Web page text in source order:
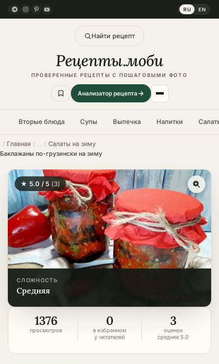
RU EN
Найти рецепт
Рецепты.моби
ПРОВЕРЕННЫЕ РЕЦЕПТЫ С ПОШАГОВЫМИ ФОТО
Анализатор рецепта
Вторые блюда Супы Выпечка Напитки
Главная
Салаты на зиму
Баклажаны по-грузински на зиму
★ 5.0 / 5 (3)
СЛОЖНОСТЬ
средняя
1376
просмотров
0
в избранном
у читателей
3
оценок
средняя 5.0